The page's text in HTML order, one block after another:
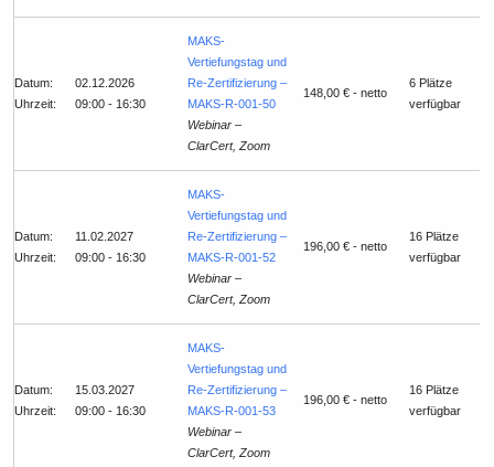
Datum:
Uhrzeit:
02.12.2026
09:00 - 16:30
MAKS-
Vertiefungstag und
Re-Zertifizierung –
MAKS-R-001-50
Webinar –
ClarCert, Zoom
148,00 € - netto
6 Plätze
verfügbar
Datum:
Uhrzeit:
11.02.2027
09:00 - 16:30
MAKS-
Vertiefungstag und
Re-Zertifizierung –
MAKS-R-001-52
Webinar –
ClarCert, Zoom
196,00 € - netto
16 Plätze
verfügbar
Datum:
Uhrzeit:
15.03.2027
09:00 - 16:30
MAKS-
Vertiefungstag und
Re-Zertifizierung –
MAKS-R-001-53
Webinar –
ClarCert, Zoom
196,00 € - netto
16 Plätze
verfügbar